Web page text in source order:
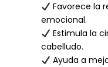
Favorece la
emocional.
Estimula la
cabelludo.
Ayuda a